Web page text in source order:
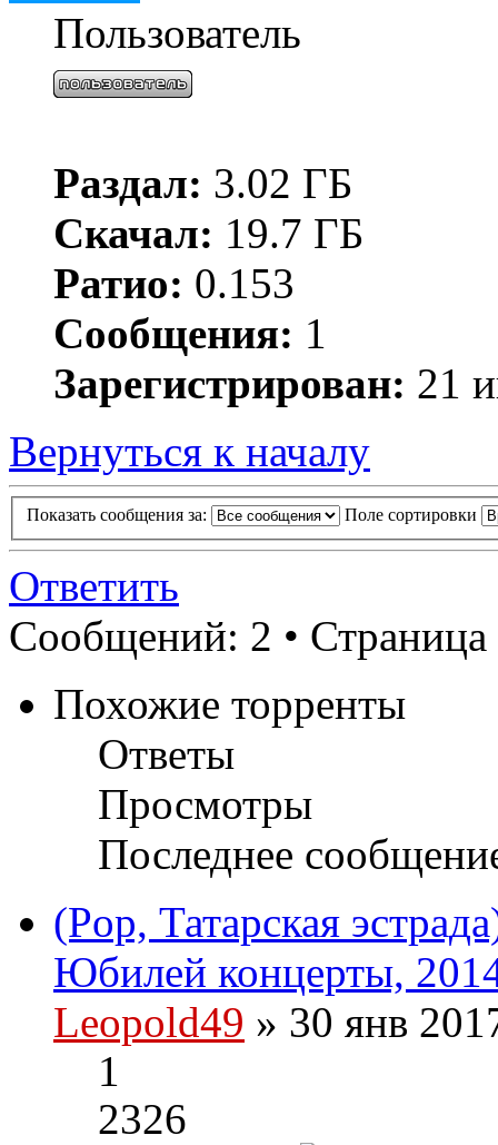
Пользователь
Раздал: 3.02 ГБ
Скачал: 19.7 ГБ
Ратио: 0.153
Сообщения: 1
Зарегистрирован: 21
Вернуться к началу
Показать сообщения за: Поле сортировки
Ответить
Сообщений: 2 • Страница
Похожие торренты
Ответы
Просмотры
Последнее
(Pop, Татарская
Юбилей концерты,
Leopold49 » 30 янв
1
2326